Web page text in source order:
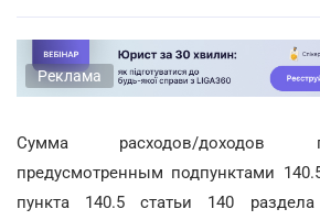
Реклама
Сумма расходов/доходов
предусмотренным подпунктами
пункта 140.5 статьи 140